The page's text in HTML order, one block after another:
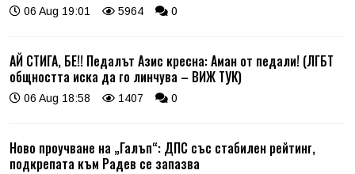
06 Aug 19:01 5964 0
АЙ СТИГА, БЕ!! Педалът Азис кресна: Аман от педали! (ЛГБТ
общността иска да го линчува – ВИЖ ТУК)
06 Aug 18:58 1407 0
Ново проучване на „Галъп“: ДПС със стабилен рейтинг,
подкрепата към Радев се запазва